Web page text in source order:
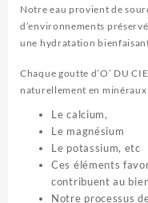
Notre eau provient de
d’environnements
une hydratation
Chaque goutte d’O’ DU
naturellement en minéraux
Le calcium,
Le magnésium
Le potassium, etc
Ces éléments
contribuent au
Notre processus